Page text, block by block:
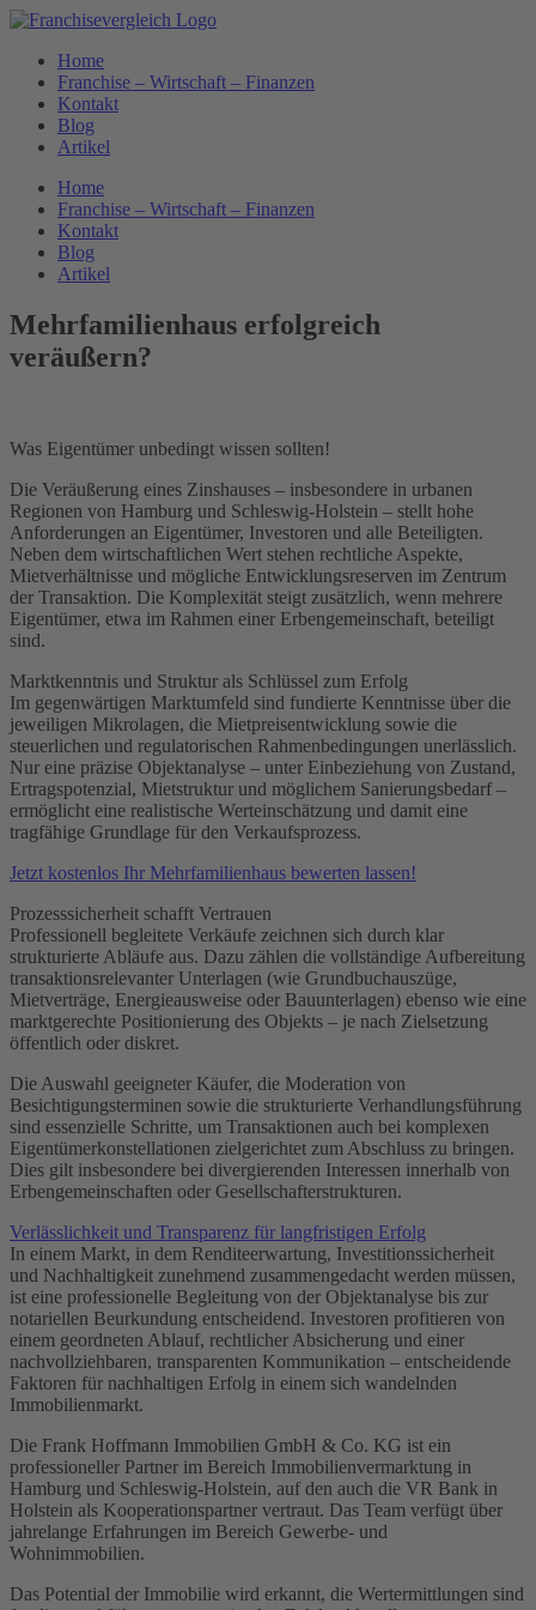
Zum
springenHome
Franchise – Wirtschaft – Finanzen
Kontakt
Blog
Artikel
Home
Franchise – Wirtschaft – Finanzen
Kontakt
Blog
Artikel
Mehrfamilienhaus erfolgreich
veräußern?
Was Eigentümer unbedingt wissen sollten!
Die Veräußerung eines Zinshauses – insbesondere in urbanen
Regionen von Hamburg und Schleswig-Holstein – stellt hohe
Anforderungen an Eigentümer, Investoren und alle Beteiligten.
Neben dem wirtschaftlichen Wert stehen rechtliche Aspekte,
Mietverhältnisse und mögliche Entwicklungsreserven im Zentrum
der Transaktion. Die Komplexität steigt zusätzlich, wenn mehrere
Eigentümer, etwa im Rahmen einer Erbengemeinschaft, beteiligt
sind.
Marktkenntnis und Struktur als Schlüssel zum Erfolg
Im gegenwärtigen Marktumfeld sind fundierte Kenntnisse über die
jeweiligen Mikrolagen, die Mietpreisentwicklung sowie die
steuerlichen und regulatorischen Rahmenbedingungen unerlässlich.
Nur eine präzise Objektanalyse – unter Einbeziehung von Zustand,
Ertragspotenzial, Mietstruktur und möglichem Sanierungsbedarf –
ermöglicht eine realistische Werteinschätzung und damit eine
tragfähige Grundlage für den Verkaufsprozess.
Jetzt kostenlos Ihr Mehrfamilienhaus bewerten lassen!
Prozesssicherheit schafft Vertrauen
Professionell begleitete Verkäufe zeichnen sich durch klar
strukturierte Abläufe aus. Dazu zählen die vollständige Aufbereitung
transaktionsrelevanter Unterlagen (wie Grundbuchauszüge,
Mietverträge, Energieausweise oder Bauunterlagen) ebenso wie eine
marktgerechte Positionierung des Objekts – je nach Zielsetzung
öffentlich oder diskret.
Die Auswahl geeigneter Käufer, die Moderation von
Besichtigungsterminen sowie die strukturierte Verhandlungsführung
sind essenzielle Schritte, um Transaktionen auch bei komplexen
Eigentümerkonstellationen zielgerichtet zum Abschluss zu bringen.
Dies gilt insbesondere bei divergierenden Interessen innerhalb von
Erbengemeinschaften oder Gesellschafterstrukturen.
Verlässlichkeit und Transparenz für langfristigen Erfolg
In einem Markt, in dem Renditeerwartung, Investitionssicherheit
und Nachhaltigkeit zunehmend zusammengedacht werden müssen,
ist eine professionelle Begleitung von der Objektanalyse bis zur
notariellen Beurkundung entscheidend. Investoren profitieren von
einem geordneten Ablauf, rechtlicher Absicherung und einer
nachvollziehbaren, transparenten Kommunikation – entscheidende
Faktoren für nachhaltigen Erfolg in einem sich wandelnden
Immobilienmarkt.
Die Frank Hoffmann Immobilien GmbH & Co. KG ist ein
professioneller Partner im Bereich Immobilienvermarktung in
Hamburg und Schleswig-Holstein, auf den auch die VR Bank in
Holstein als Kooperationspartner vertraut. Das Team verfügt über
jahrelange Erfahrungen im Bereich Gewerbe- und
Wohnimmobilien.
Das Potential der Immobilie wird erkannt, die Wertermittlungen sind